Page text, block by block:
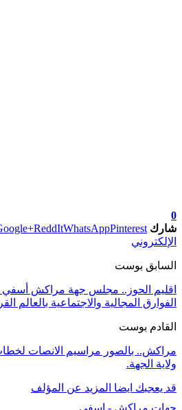
0
شارك
ReddItWhatsAppPinterest
الإلكتروني
السابق بوست
اقليم الحوز.. مجلس جهة مراكش أسفي
الفوارق المجالية والاجتماعية بالعالم
القادم بوست
مراكش.. بالصور مراسيم الانصات
ولاية الجهة.
قد يعجبك ايضا المزيد عن المؤلف
جهات مراكش - اسفي